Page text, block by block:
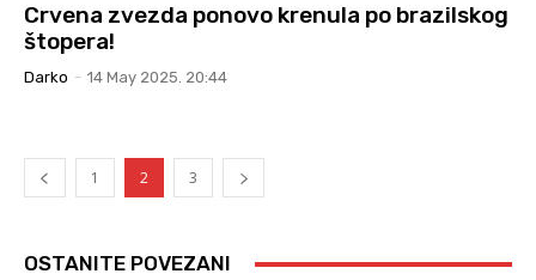
Crvena zvezda ponovo krenula po brazilskog
štopera!
Darko - 14 May 2025. 20:44
1 2 3
OSTANITE POVEZANI